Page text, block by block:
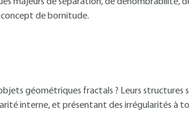
concept de bornitude.
géométriques fractals ? Leurs
interne, et présentant des irrégularités à